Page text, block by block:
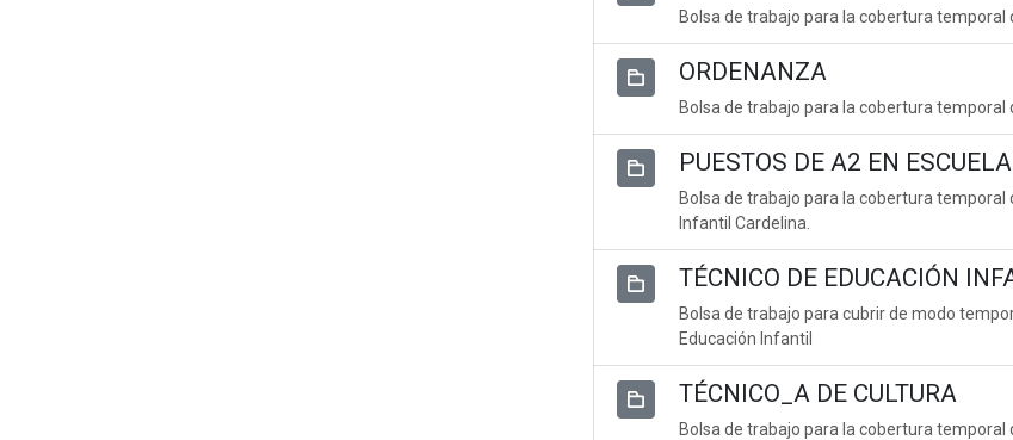
Bolsa de trabajo para la cobertura
ORDENANZA
Bolsa de trabajo para la cobertura temporal
PUESTOS DE A2 EN
Bolsa de trabajo para la cobertura temporal
Infantil Cardelina.
TÉCNICO DE EDUCACIÓN
Bolsa de trabajo para cubrir de modo
Educación Infantil
TÉCNICO_A DE CULTURA
Bolsa de trabajo para la cobertura